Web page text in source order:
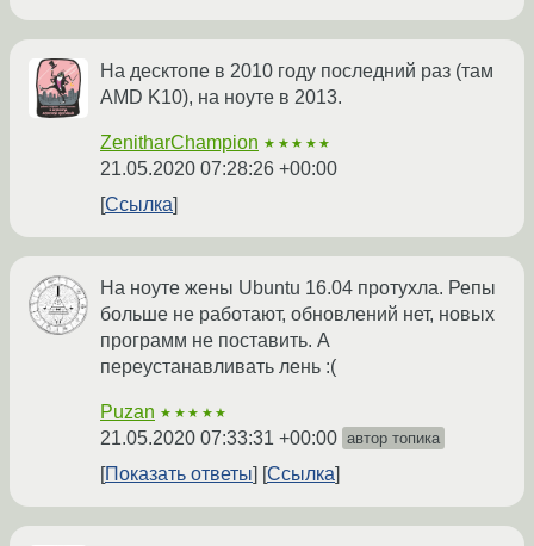
На десктопе в 2010 году последний раз (там
AMD K10), на ноуте в 2013.
ZenitharChampion ★★★★★
21.05.2020 07:28:26 +00:00
Ссылка
На ноуте жены Ubuntu 16.04 протухла. Репы
больше не работают, обновлений нет, новых
программ не поставить. А
переустанавливать лень :(
Puzan ★★★★★
21.05.2020 07:33:31 +00:00 автор топика
Показать ответы Ссылка